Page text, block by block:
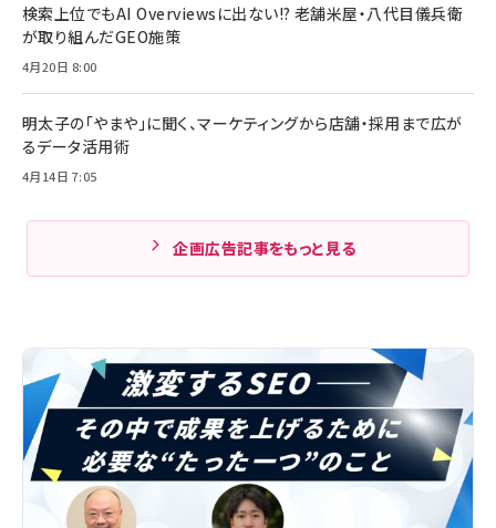
検索上位でもAI Overviewsに出ない!? 老舗米屋・八代目儀兵衛
が取り組んだGEO施策
4月20日 8:00
明太子の「やまや」に聞く、マーケティングから店舗・採用まで広が
るデータ活用術
4月14日 7:05
企画広告記事をもっと見る